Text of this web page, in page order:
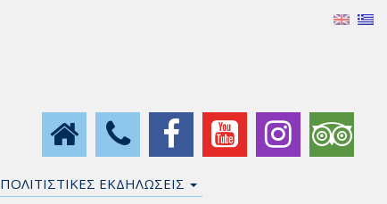
ΕΚΔΗΛΩΣΕΙΣ